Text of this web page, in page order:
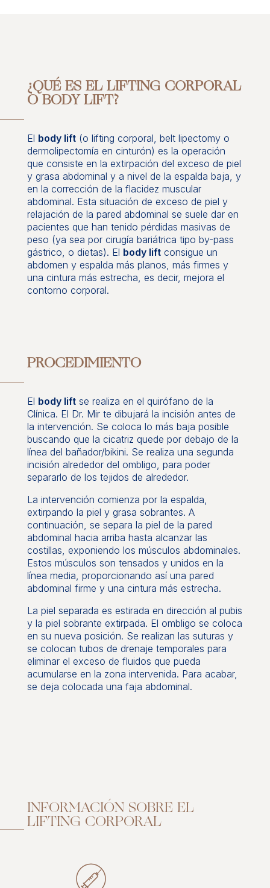
¿QUÉ ES EL LIFTING CORPORAL
O BODY LIFT?
El body lift(o lifting corporal, belt lipectomy o
dermolipectomía en cinturón) es la operación
que consiste en la extirpación del exceso de piel
y grasa abdominal y a nivel de la espalda baja, y
en la corrección de la flacidez muscular
abdominal. Esta situación de exceso de piel y
relajación de la pared abdominal se suele dar en
pacientes que han tenido pérdidas masivas de
peso (ya sea por cirugía bariátrica tipo by-pass
gástrico, o dietas). El body liftconsigue un
abdomen y espalda más planos, más firmes y
una cintura más estrecha, es decir, mejora el
contorno corporal.
PROCEDIMIENTO
El body liftse realiza en el quirófano de la
Clínica. El Dr. Mir te dibujará la incisión antes de
la intervención. Se coloca lo más baja posible
buscando que la cicatriz quede por debajo de la
línea del bañador/bikini. Se realiza una segunda
incisión alrededor del ombligo, para poder
separarlo de los tejidos de alrededor.
La intervención comienza por la espalda,
extirpando la piel y grasa sobrantes. A
continuación, se separa la piel de la pared
abdominal hacia arriba hasta alcanzar las
costillas, exponiendo los músculos abdominales.
Estos músculos son tensados y unidos en la
línea media, proporcionando así una pared
abdominal firme y una cintura más estrecha.
La piel separada es estirada en dirección al pubis
y la piel sobrante extirpada. El ombligo se coloca
en su nueva posición. Se realizan las suturas y
se colocan tubos de drenaje temporales para
eliminar el exceso de fluidos que pueda
acumularse en la zona intervenida. Para acabar,
se deja colocada una faja abdominal.
INFORMACIÓN SOBRE EL
LIFTING CORPORAL